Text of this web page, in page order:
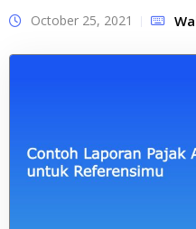
October 25, 2021